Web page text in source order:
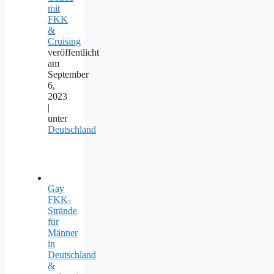
mit
FKK
&
Cruising
veröffentlicht
am
September
6,
2023
|
unter
Deutschland
Gay
FKK-
Strände
für
Männer
in
Deutschland
&